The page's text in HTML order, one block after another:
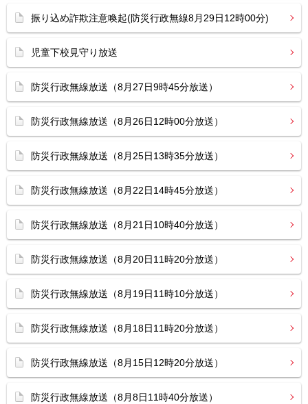
振り込め詐欺注意喚起(防災行政無線8月29日12時00分)
児童下校見守り放送
防災行政無線放送（8月27日9時45分放送）
防災行政無線放送（8月26日12時00分放送）
防災行政無線放送（8月25日13時35分放送）
防災行政無線放送（8月22日14時45分放送）
防災行政無線放送（8月21日10時40分放送）
防災行政無線放送（8月20日11時20分放送）
防災行政無線放送（8月19日11時10分放送）
防災行政無線放送（8月18日11時20分放送）
防災行政無線放送（8月15日12時20分放送）
防災行政無線放送（8月8日11時40分放送）